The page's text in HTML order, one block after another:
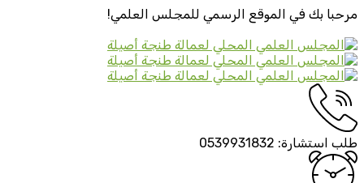
مرحبا بك في الموقع الرسمي للمجلس العلمي!
طلب استشارة: 0539931832